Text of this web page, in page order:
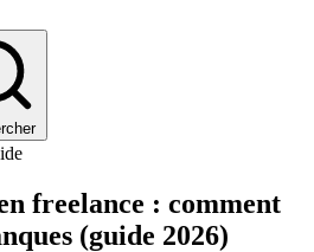
freelance : comment
(guide 2026)